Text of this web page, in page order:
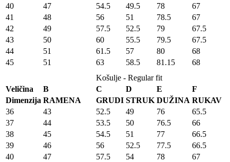
40
47 54.5 49.5 78
67
41
48 56 51 78.5
67
42
49 57.5 52.5 79
67.5
43
50 60 55.5 79.5
67.5
44
51 61.5 57 80
68
45
51 63 58.5 81.15
68
Košulje - Regular fit
Veličina
B C D E
F
Dimenzija RAMENA GRUDI STRUK DUŽINA RUKAV
36
43 52.5 49 76
65.5
37
44 53.5 50 76.5
66
38
45 54.5 51 77
66.5
39
46 56 52.5 77.5
66.5
40
47 57.5 54 78
67